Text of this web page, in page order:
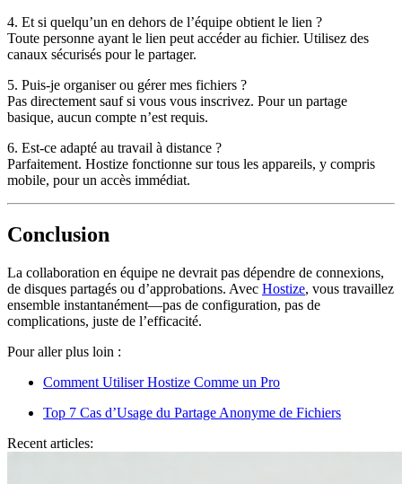
4. Et si quelqu’un en dehors de l’équipe obtient le lien ?
Toute personne ayant le lien peut accéder au fichier. Utilisez des
canaux sécurisés pour le partager.
5. Puis-je organiser ou gérer mes fichiers ?
Pas directement sauf si vous vous inscrivez. Pour un partage
basique, aucun compte n’est requis.
6. Est-ce adapté au travail à distance ?
Parfaitement. Hostize fonctionne sur tous les appareils, y compris
mobile, pour un accès immédiat.
Conclusion
La collaboration en équipe ne devrait pas dépendre de connexions,
de disques partagés ou d’approbations. Avec Hostize, vous travaillez
ensemble instantanément—pas de configuration, pas de
complications, juste de l’efficacité.
Pour aller plus loin :
Comment Utiliser Hostize Comme un Pro
Top 7 Cas d’Usage du Partage Anonyme de Fichiers
Recent articles: